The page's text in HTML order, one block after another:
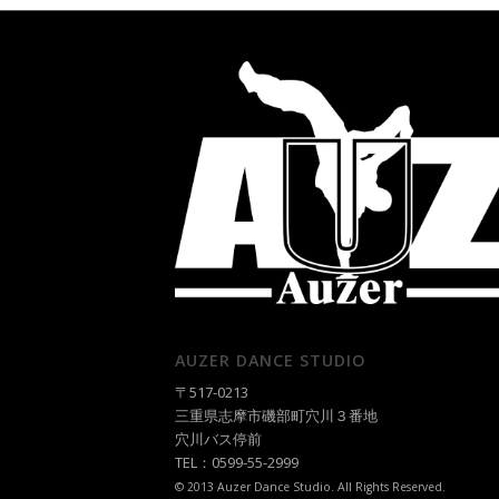
AUZER DANCE STUDIO
〒517-0213
三重県志摩市磯部町穴川３番地
穴川バス停前
TEL：0599-55-2999
© 2013 Auzer Dance Studio. All Rights Reserved.